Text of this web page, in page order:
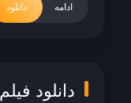
ادامه دانلود
دانلود فیلم 13 Hours: The Secret Soldiers of Benghazi 2016